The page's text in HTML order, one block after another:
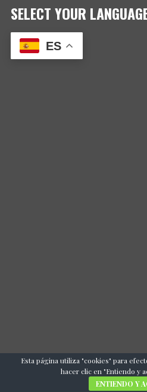
SELECT YOUR
ES
Esta página utiliza "cookies" para
hacer clic en "Entiendo y
ENTIENDO Y